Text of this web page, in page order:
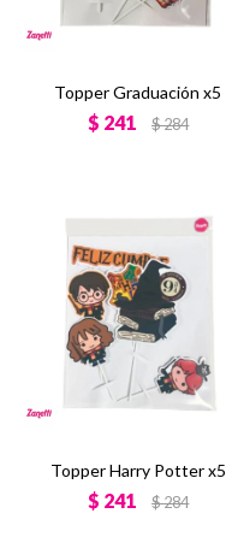
Topper Graduación x5
$ 241 $284
Topper Harry Potter x5
$ 241 $284